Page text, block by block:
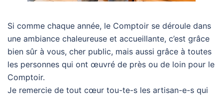
Si comme chaque année, le Comptoir se déroule dans
une ambiance chaleureuse et accueillante, c’est grâce
bien sûr à vous, cher public, mais aussi grâce à toutes
les personnes qui ont œuvré de près ou de loin pour le
Comptoir.
Je remercie de tout cœur tou-te-s les artisan-e-s qui